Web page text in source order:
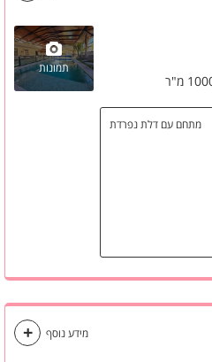
תמונות
מתחם עם דלת נפרדת
מידע נוסף